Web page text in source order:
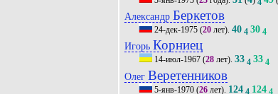
4
Александр Беркетов
24-дек-1975 (20 лет).40 4 30 4
ИгорьКорниец
14-июл-1967 (28 лет).33 4 33 4
Олег Веретенников
5-янв-1970 (26 лет). 124 4 124 4